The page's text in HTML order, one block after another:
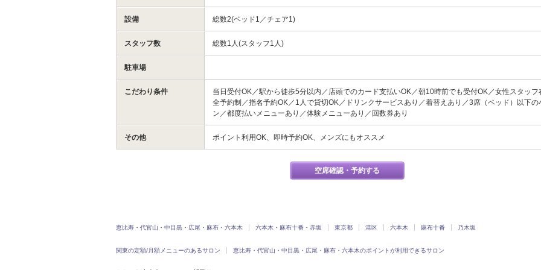
設備 総数2(ベッド1／チェア1)
スタッフ数 総数1人(スタッフ1人)
駐車場
こだわり条件
当日受付OK／駅から徒歩5分以内／店頭でのカード支払いOK／朝10時前でも受付OK／女性スタッフ
全予約制／指名予約OK／1人で貸切OK／ドリンクサービスあり／着替えあり／3席（ベッド）以下の
ン／都度払いメニューあり／体験メニューあり／回数券あり
その他 ポイント利用OK、即時予約OK、メンズにもオススメ
空席確認・予約する
恵比寿・代官山・中目黒・広尾・麻布・六本木 六本木・麻布十番・赤坂 東京都 港区 六本木 麻布十番 乃木坂
関東の定額/月額メニューのあるサロン 恵比寿・代官山・中目黒・広尾・麻布・六本木のポイントが利用できるサロン